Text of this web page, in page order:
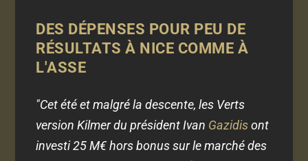
DES DÉPENSES POUR PEU DE
RÉSULTATS À NICE COMME À
L'ASSE
"Cet été et malgré la descente, les Verts
version Kilmer du président Ivan Gazidisont
investi 25 M€ hors bonus sur le marché des